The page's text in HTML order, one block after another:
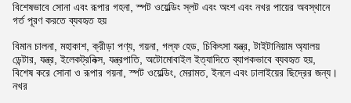
বিশেষভাবে সোনা এবং রূপার গহনা, স্পট ওয়েল্ডিং স্লট এবং অংশ এবং নখর পায়ের অবস্থানে
গর্ত পূরণ করতে ব্যবহৃত হয়
বিমান চালনা, মহাকাশ, ক্রীড়া পণ্য, গয়না, গল্ফ হেড, চিকিৎসা যন্ত্র, টাইটানিয়াম অ্যালয়
ডেন্টার, যন্ত্র, ইলেকট্রনিক্স, যন্ত্রপাতি, অটোমোবাইল ইত্যাদিতে ব্যাপকভাবে ব্যবহৃত হয়,
বিশেষ করে সোনা ও রূপার গয়না, স্পট ওয়েল্ডিং, মেরামত, ইনলে এবং ঢালাইয়ের ছিদ্রের জন্য।
নখর